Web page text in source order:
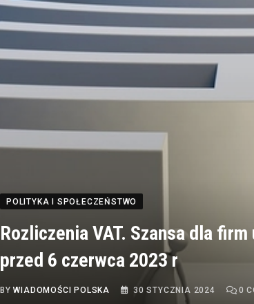
POLITYKA I SPOŁECZEŃSTWO
Rozliczenia VAT. Szansa dla
przed 6 czerwca 2023 r
BYWIADOMOŚCI POLSKA 30 STYCZNIA 2024 0